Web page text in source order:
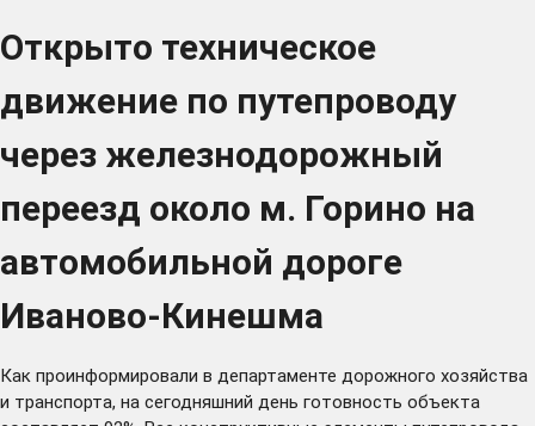
Открыто техническое
движение по путепроводу
через железнодорожный
переезд около м. Горино на
автомобильной дороге
Иваново-Кинешма
Как проинформировали в департаменте дорожного хозяйства
и транспорта, на сегодняшний день готовность объекта